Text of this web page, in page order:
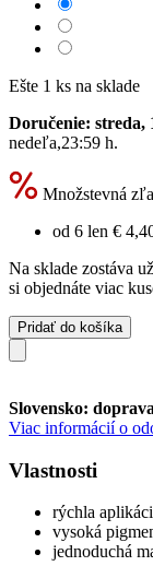
Ešte 1 ks na sklade
Doručenie: streda,
nedeľa,23:59 h.
Množstevná
od 6 len €
Na sklade zostáva
si objednáte viac
Pridať do košíka
Slovensko:
Viac informácií o
Vlastnosti
rýchla
vysoká
jednoduchá